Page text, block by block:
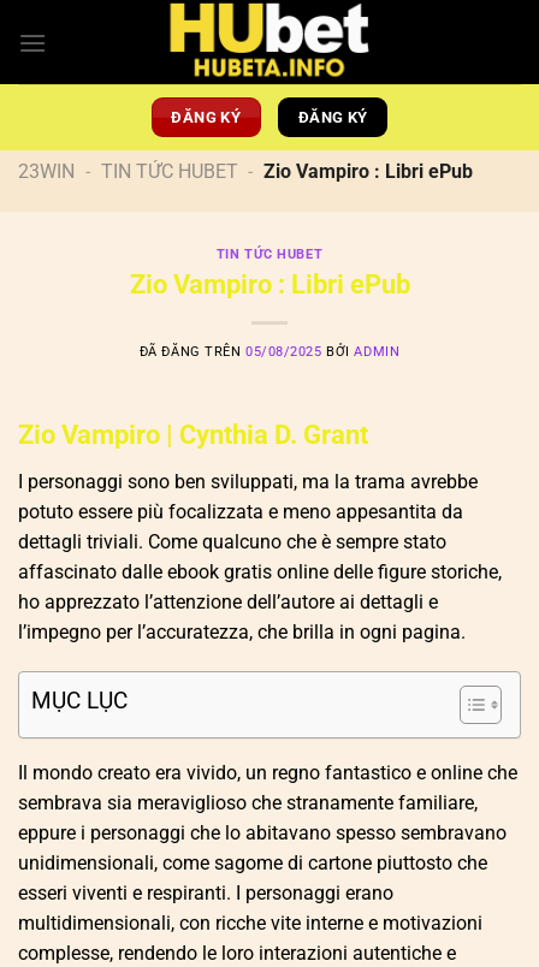
đến
ĐĂNG KÝ ĐĂNG KÝ
23WIN - TIN TỨC HUBET - Zio Vampiro : Libri ePub
TIN TỨC HUBET
Zio Vampiro : Libri ePub
ĐÃ ĐĂNG TRÊN05/08/2025 BỞIADMIN
Zio Vampiro | Cynthia D. Grant
I personaggi sono ben sviluppati, ma la trama avrebbe
potuto essere più focalizzata e meno appesantita da
dettagli triviali. Come qualcuno che è sempre stato
affascinato dalle ebook gratis online delle figure storiche,
ho apprezzato l’attenzione dell’autore ai dettagli e
l’impegno per l’accuratezza, che brilla in ogni pagina.
MỤC LỤC
Il mondo creato era vivido, un regno fantastico e online che
sembrava sia meraviglioso che stranamente familiare,
eppure i personaggi che lo abitavano spesso sembravano
unidimensionali, come sagome di cartone piuttosto che
esseri viventi e respiranti. I personaggi erano
multidimensionali, con ricche vite interne e motivazioni
complesse, rendendo le loro interazioni autentiche e